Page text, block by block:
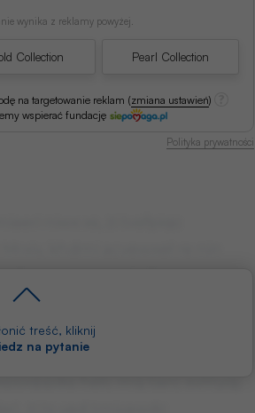
wynika z reklamy powyżej.
Collection Pearl Collection
na targetowanie reklam (zmiana ustawień)
wspierać fundację
treść, kliknij
na pytanie
Polityka prywatności
Hcreqiq Omnóa, e xeożi
mż a swxexrmq qigdy
rmi qskpm tvdikveć. Kspi